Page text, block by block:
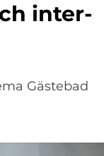
in­ter­
Gästebad